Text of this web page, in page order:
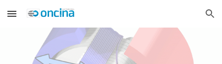
Skip to main content Skip to navigation